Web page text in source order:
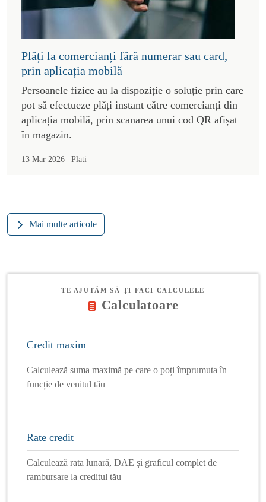
Plăți la comercianți fără numerar sau card,
prin aplicația mobilă
Persoanele fizice au la dispoziție o soluție prin care
pot să efectueze plăți instant către comercianți din
aplicația mobilă, prin scanarea unui cod QR afișat
în magazin.
13 Mar 2026 | Plati
Mai multe articole
TE AJUTĂM SĂ-ȚI FACI CALCULELE
Calculatoare
Credit maxim
Calculează suma maximă pe care o poți împrumuta în
funcție de venitul tău
Rate credit
Calculează rata lunară, DAE și graficul complet de
rambursare la creditul tău